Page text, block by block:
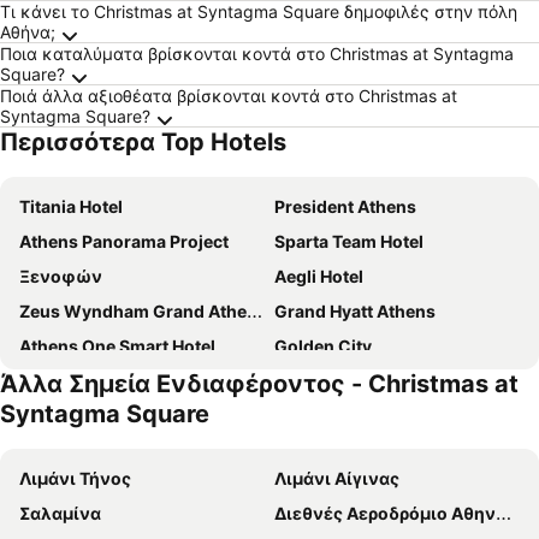
Τι κάνει το Christmas at Syntagma Square δημοφιλές στην πόλη
Αθήνα;
Ποια καταλύματα βρίσκονται κοντά στο Christmas at Syntagma
Square?
Ποιά άλλα αξιοθέατα βρίσκονται κοντά στο Christmas at
Syntagma Square?
Περισσότερα Top Hotels
Titania Hotel
President Athens
Athens Panorama Project
Sparta Team Hotel
Ξενοφών
Aegli Hotel
Zeus Wyndham Grand Athens
Grand Hyatt Athens
Athens One Smart Hotel
Golden City
Novotel Athenes
Breeze Boutique Athens
Athens House
Sofitel Athens Airport
Intercontinental Hotels Athenaeum Athens By Ihg
Mosaikon
International Atene Hotel
Άλλα Σημεία Ενδιαφέροντος - Christmas at
Syntagma Square
Λιμάνι Τήνος
Λιμάνι Αίγινας
Σαλαμίνα
Διεθνές Αεροδρόμιο Αθηνών Ελευθέριος Βενιζέλος